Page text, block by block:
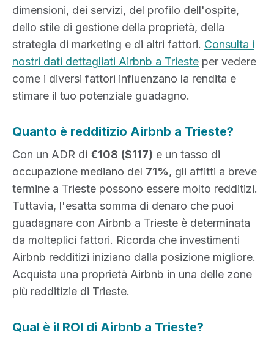
dimensioni, dei servizi, del profilo dell'ospite,
dello stile di gestione della proprietà, della
strategia di marketing e di altri fattori. Consulta i
nostri dati dettagliati Airbnb a Trieste per vedere
come i diversi fattori influenzano la rendita e
stimare il tuo potenziale guadagno.
Quanto è redditizio Airbnb a Trieste?
Con un ADR di €108 ($117) e un tasso di
occupazione mediano del 71%, gli affitti a breve
termine a Trieste possono essere molto redditizi.
Tuttavia, l'esatta somma di denaro che puoi
guadagnare con Airbnb a Trieste è determinata
da molteplici fattori. Ricorda che investimenti
Airbnb redditizi iniziano dalla posizione migliore.
Acquista una proprietà Airbnb in una delle zone
più redditizie di Trieste.
Qual è il ROI di Airbnb a Trieste?